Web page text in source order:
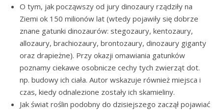
O tym, jak począwszy od jury dinozaury rządziły na
Ziemi ok 150 milionów lat (wtedy pojawiły się dobrze
znane gatunki dinozaurów: stegozaury, kentozaury,
allozaury, brachiozaury, brontozaury, dinozaury giganty
oraz drapieżne). Przy okazji omawiania gatunków
poznamy ciekawe osobnicze cechy tych zwierząt dot.
np. budowy ich ciała. Autor wskazuje również miejsca i
czas, kiedy odnalezione zostały ich skamieliny.
Jak świat roślin podobny do dzisiejszego zaczął pojawiać